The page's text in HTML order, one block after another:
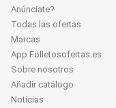
Anúnciate?
Todas las ofertas
Marcas
App Folletosofertas.es
Sobre nosotros
Añadir catálogo
Noticias